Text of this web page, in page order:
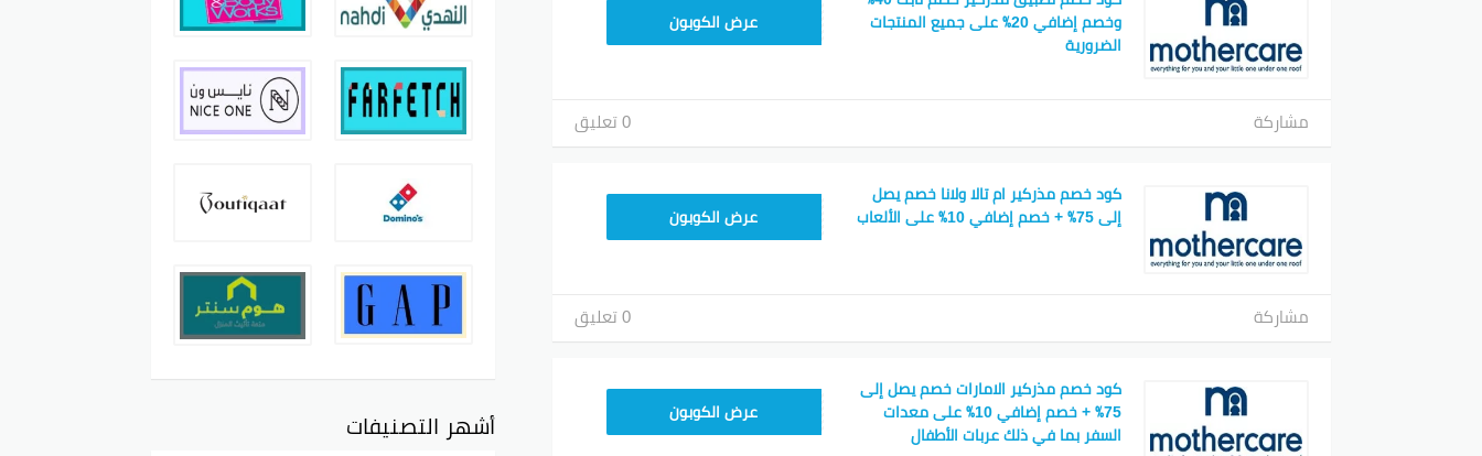
وخصم إضافي 20٪ على جميع المنتجات
الضرورية
DRQC0عرض الكوبون
مشاركة 0 تعليق
كود خصم مذركير ام تالا ولانا خصم يصل
إلى 75٪ + خصم إضافي 10٪ على الألعاب
DRQC0عرض الكوبون
مشاركة 0 تعليق
كود خصم مذركير الامارات خصم يصل إلى
75٪ + خصم إضافي 10٪ على معدات
السفر بما في ذلك عربات الأطفال
DRQC0عرض الكوبون أشهر التصنيفات